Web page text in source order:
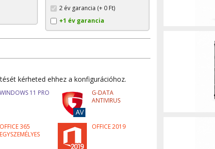
2 év garancia (+ 0 Ft)
+1 év garancia
kérheted ehhez a konfigurációhoz.
WINDOWS 11 PRO
G-DATA
ANTIVIRUS
OFFICE 365
EGYSZEMÉLYES
OFFICE 2019